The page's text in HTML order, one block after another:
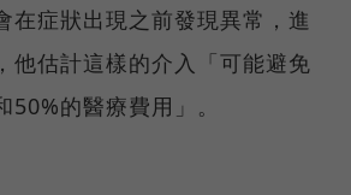
在症狀出現之前發現異常，進
他估計這樣的介入「可能避免
的醫療費用」。